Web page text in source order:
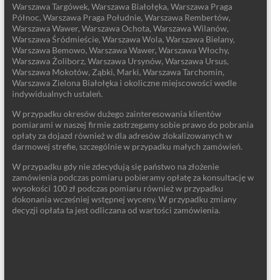
Warszawa Targówek, Warszawa Białołęka, Warszawa Praga
Północ, Warszawa Praga Południe, Warszawa Rembertów,
Warszawa Wawer, Warszawa Ochota, Warszawa Wilanów,
Warszawa Śródmieście, Warszawa Wola, Warszawa Bielany,
Warszawa Bemowo, Warszawa Wawer, Warszawa Włochy,
Warszawa Żoliborz, Warszawa Ursynów, Warszawa Ursus,
Warszawa Mokotów, Ząbki, Marki, Warszawa Tarchomin,
Warszawa Zielona Białołęka i okoliczne miejscowości wedle
indywidualnych ustaleń.
W przypadku okresów dużego zainteresowania klientów
pomiarami w naszej firmie zastrzegamy sobie prawo do pobrania
opłaty za dojazd również w dla adresów zlokalizowanych w
darmowej strefie, szczególnie w przypadku małych zamówień.
W przypadku gdy nie zdecydują się państwo na złożenie
zamówienia podczas pomiaru pobieramy opłatę za konsultację w
wysokości 100 zł podczas pomiaru również w przypadku
dokonania wcześniej wstępnej wyceny. W przypadku zmiany
decyzji opłata ta jest odliczana od wartości zamówienia.